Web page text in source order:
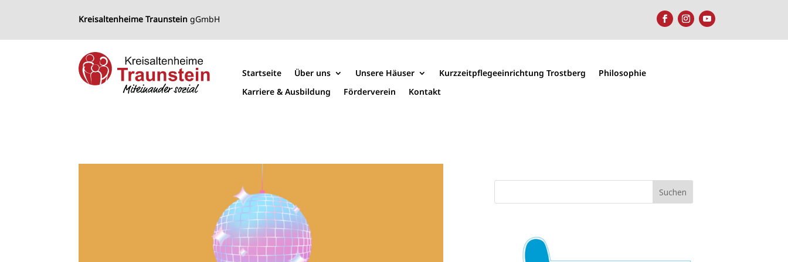
Kreisaltenheime Traunstein gGmbH
Startseite Über uns Unsere Häuser Kurzzeitpflegeeinrichtung Trostberg
Philosophie
Karriere & Ausbildung
Förderverein Kontakt
Suchen